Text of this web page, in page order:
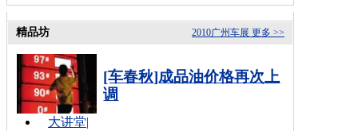
更多 >>
2010广州车展
精品坊
[车春秋]成品油价格再次上
调
大讲堂|